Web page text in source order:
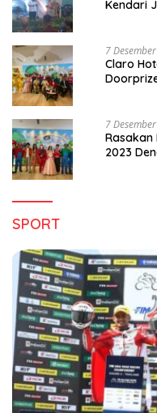
Kendari
7
Claro
7
Rasakan
2023
SPORT